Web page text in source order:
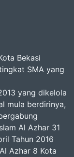
Bekasi
SMA yang
yang dikelola
mula berdirinya,
Al Azhar 31
Tahun 2016
Azhar 8 Kota